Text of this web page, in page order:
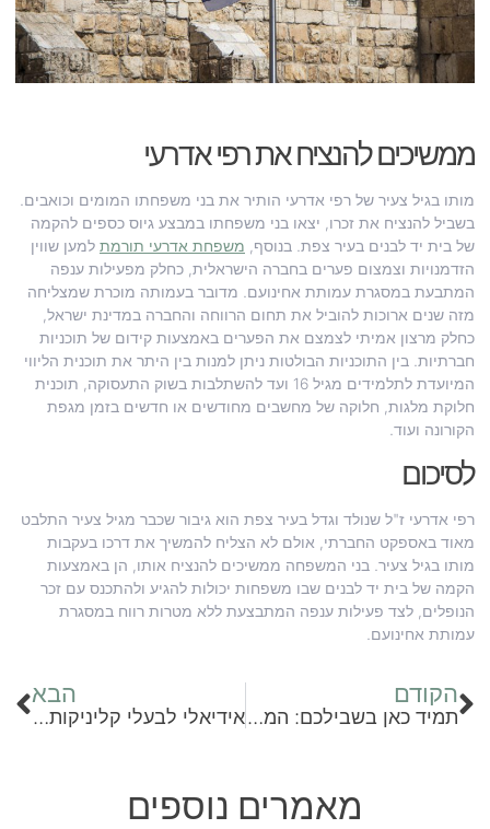
ממשיכים להנציח את רפי אדרעי
מותו בגיל צעיר של רפי אדרעי הותיר את בני משפחתו המומים וכואבים.
בשביל להנציח את זכרו, יצאו בני משפחתו במבצע גיוס כספים להקמה
של בית יד לבנים בעיר צפת. בנוסף, משפחת אדרעי תורמת למען שווין
הזדמנויות וצמצום פערים בחברה הישראלית, כחלק מפעילות ענפה
המתבעת במסגרת עמותת אחינועם. מדובר בעמותה מוכרת שמצליחה
מזה שנים ארוכות להוביל את תחום הרווחה והחברה במדינת ישראל,
כחלק מרצון אמיתי לצמצם את הפערים באמצעות קידום של תוכניות
חברתיות. בין התוכניות הבולטות ניתן למנות בין היתר את תוכנית הליווי
המיועדת לתלמידים מגיל 16 ועד להשתלבות בשוק התעסוקה, תוכנית
חלוקת מלגות, חלוקה של מחשבים מחודשים או חדשים בזמן מגפת
הקורונה ועוד.
לסיכום
רפי אדרעי ז"ל שנולד וגדל בעיר צפת הוא גיבור שכבר מגיל צעיר התלבט
מאוד באספקט החברתי, אולם לא הצליח להמשיך את דרכו בעקבות
מותו בגיל צעיר. בני המשפחה ממשיכים להנציח אותו, הן באמצעות
הקמה של בית יד לבנים שבו משפחות יכולות להגיע ולהתכנס עם זכר
הנופלים, לצד פעילות ענפה המתבצעת ללא מטרות רווח במסגרת
עמותת אחינועם.
הקודם
תמיד כאן בשבילכם: המרכז הרפואי שערי צדק דואג לכם בכל רגע בחיים
הבא
אידיאלי לבעלי קליניקות פרטיות: כל הסיבות לעבור למוקדים טלפוניים בענן
מאמרים נוספים